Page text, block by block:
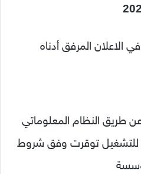
المرفق أدناه
طريق النظام المعلوماتي
للتشغيل توقرت وفق شروط